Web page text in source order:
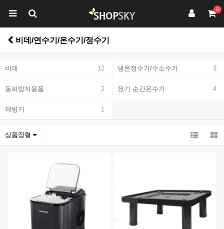
0
비데/연수기/온수기/정수기
비데 12 냉온정수기/수소수기 3
동피방지용품 2 전기 순간온수기 4
제빙기 1
상품정렬